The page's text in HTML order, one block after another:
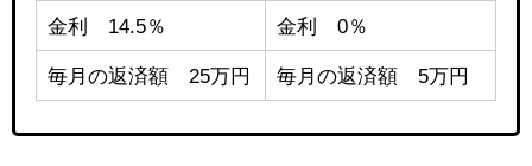
金利 14.5％ 金利 0％
毎月の返済額 25万円 毎月の返済額 5万円